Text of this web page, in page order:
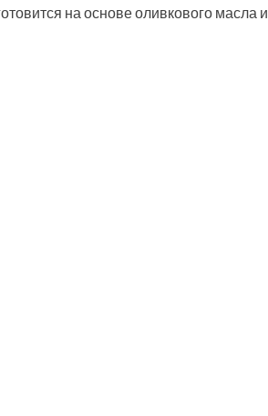
на основе оливкового масла и